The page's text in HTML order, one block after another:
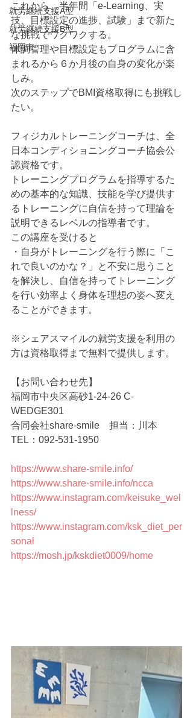
就労継続支援A型
就労継続支援B型
福岡市
これから、半年間「e-Learning、実
技、目標設定の進捗、試験」まで新た
な挑戦でワクワクする。
体調管理や目標設定もプログラムに含
まれるから６か月後の自身の変化が楽
しみ。
次のステップでBMI資格取得にも挑戦し
たい。
フィジカルトレーニングコーチは、全
日本コンディショニングコーチ協会公
認資格です。
トレーニングプログラムを指導するた
めの基本的な知識、技能を学び提供す
るトレーニングに自信を持って理論を
説明できるレベルの指導者です。
この講座を受けると
・自身がトレーニングを行う際に「こ
れで良いのかな？」と不安に思うこと
を解決し、自信を持ってトレーニング
を行い効率よく身体を理想の姿へ変え
ることができます。
※シェアスマイルの就労支援を利用の
方は資格取得まで無料で提供します。
【お問い合わせ先】
福岡市中央区高砂1-24-26 C-
WEDGE301
合同会社share-smile　担当：川本
TEL：092-531-1950
https://www.share-smile.info/
https://www.share-smile.info/ncca
https://www.instagram.com/keisuke_wel
lness/
https://www.instagram.com/ksk_diet_per
sonal
https://mosh.jp/kskdiet0009/home